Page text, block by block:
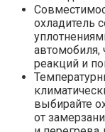
охладитель
автомобиля,
реакций и
выбирайте
от